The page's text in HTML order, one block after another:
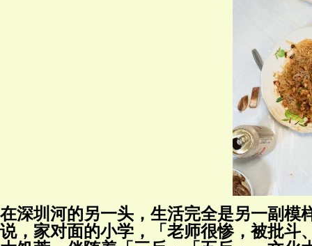
在深圳河的另一头，生活完全是另一副模
说，家对面的小学，「老师很惨，被批斗